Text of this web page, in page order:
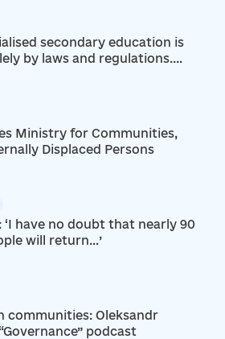
secondary education is
by laws and regulations....
Ministry for Communities,
Displaced Persons
‘I have no doubt that nearly 90
will return…’
communities: Oleksandr
podcast